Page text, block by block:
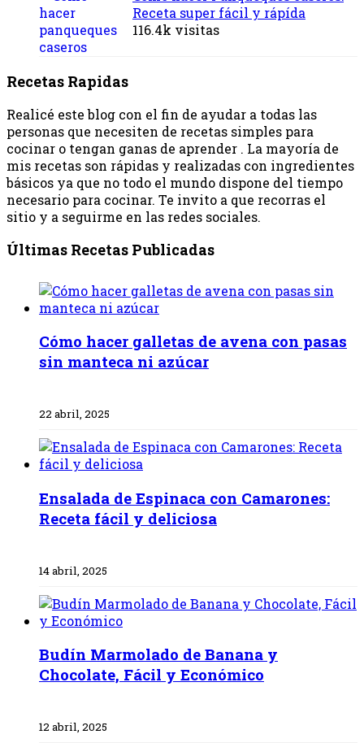
Receta super fácil y rápída
116.4k visitas
Recetas Rapidas
Realicé este blog con el fin de ayudar a todas las
personas que necesiten de recetas simples para
cocinar o tengan ganas de aprender . La mayoría de
mis recetas son rápidas y realizadas con ingredientes
básicos ya que no todo el mundo dispone del tiempo
necesario para cocinar. Te invito a que recorras el
sitio y a seguirme en las redes sociales.
Últimas Recetas Publicadas
Cómo hacer galletas de avena con pasas
sin manteca ni azúcar
22 abril, 2025
Ensalada de Espinaca con Camarones:
Receta fácil y deliciosa
14 abril, 2025
Budín Marmolado de Banana y
Chocolate, Fácil y Económico
12 abril, 2025